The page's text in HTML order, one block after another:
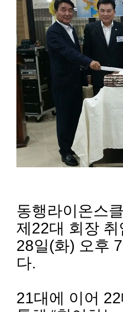
동행라이온스
제22대 회장
28일(화) 오후
다.
21대에 이어